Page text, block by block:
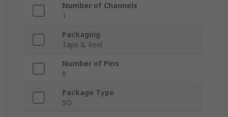
Number of Channels
1
Packaging
Tape & Reel
Number of Pins
8
Package Type
SO